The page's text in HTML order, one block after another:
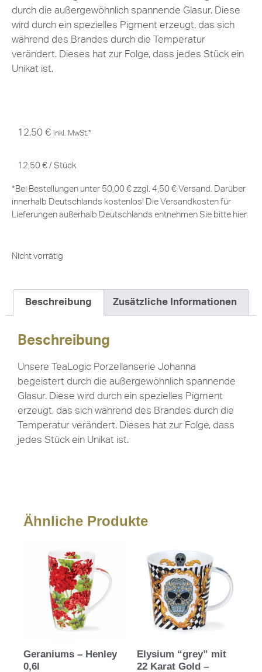
durch die außergewöhnlich spannende Glasur. Diese
wird durch ein spezielles Pigment erzeugt, das sich
während des Brandes durch die Temperatur
verändert. Dieses hat zur Folge, dass jedes Stück ein
Unikat ist.
12,50 € inkl. MwSt.*
12,50 € / Stück
*Bei Bestellungen unter 50,00 € zzgl. 4,50 € Versand. Darüber
innerhalb Deutschlands kostenlos! Die Versandkosten für
Lieferungen außerhalb Deutschlands entnehmen Sie bitte hier.
Nicht vorrätig
Beschreibung Zusätzliche Informationen
Beschreibung
Unsere TeaLogic Porzellanserie Johanna
begeistert durch die außergewöhnlich spannende
Glasur. Diese wird durch ein spezielles Pigment
erzeugt, das sich während des Brandes durch die
Temperatur verändert. Dieses hat zur Folge, dass
jedes Stück ein Unikat ist.
Ähnliche Produkte
Geraniums – Henley
0,6l
Elysium “grey” mit
22 Karat Gold –